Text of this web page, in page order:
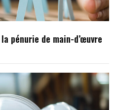
pénurie de main-d’œuvre